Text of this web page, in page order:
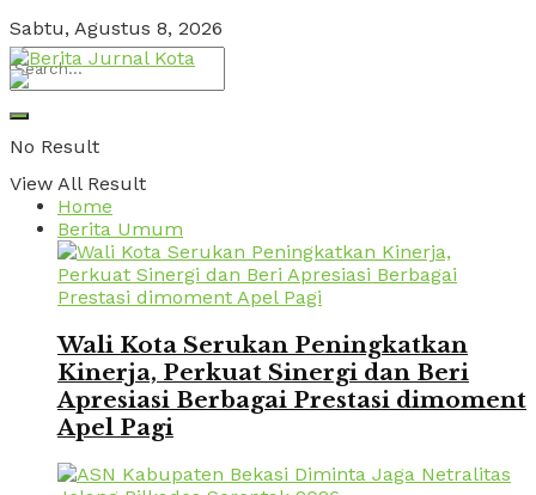
Sabtu, Agustus 8, 2026
No Result
View All Result
Home
Berita Umum
Wali Kota Serukan Peningkatkan
Kinerja, Perkuat Sinergi dan Beri
Apresiasi Berbagai Prestasi dimoment
Apel Pagi